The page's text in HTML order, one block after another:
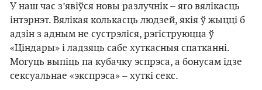
У наш час з’явіўся новы разлучнік – яго вялікасць
інтэрнэт. Вялікая колькасць людзей, якія ў жыцці б
адзін з адным не сустрэліся, рэгіструюцца ў
«Ціндары» і ладзяць сабе хуткасныя спатканні.
Могуць выпіць па кубачку эспрэса, а бонусам ідзе
сексуальнае «экспрэса» – хуткі секс.